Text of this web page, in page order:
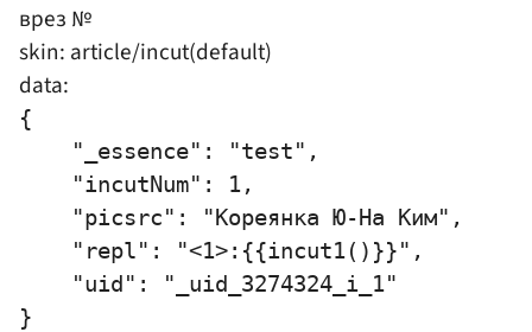
врез №
skin: article/incut(default)
data:
{
    "_essence": "test",
    "incutNum": 1,
    "picsrc": "Кореянка Ю-На Ким",
    "repl": "<1>:{{incut1()}}",
    "uid": "_uid_3274324_i_1"